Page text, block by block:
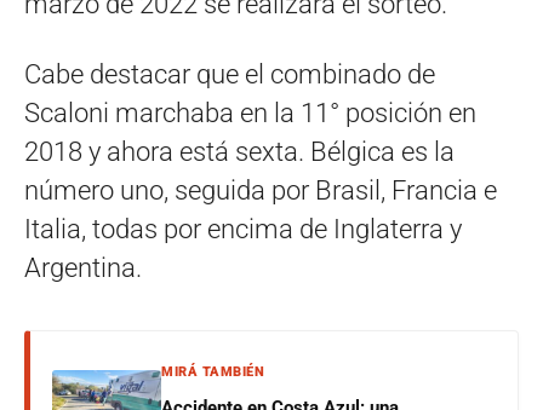
Cabe destacar que el combinado de
Scaloni marchaba en la 11° posición en
2018 y ahora está sexta. Bélgica es la
número uno, seguida por Brasil, Francia e
Italia, todas por encima de Inglaterra y
Argentina.
MIRÁ TAMBIÉN